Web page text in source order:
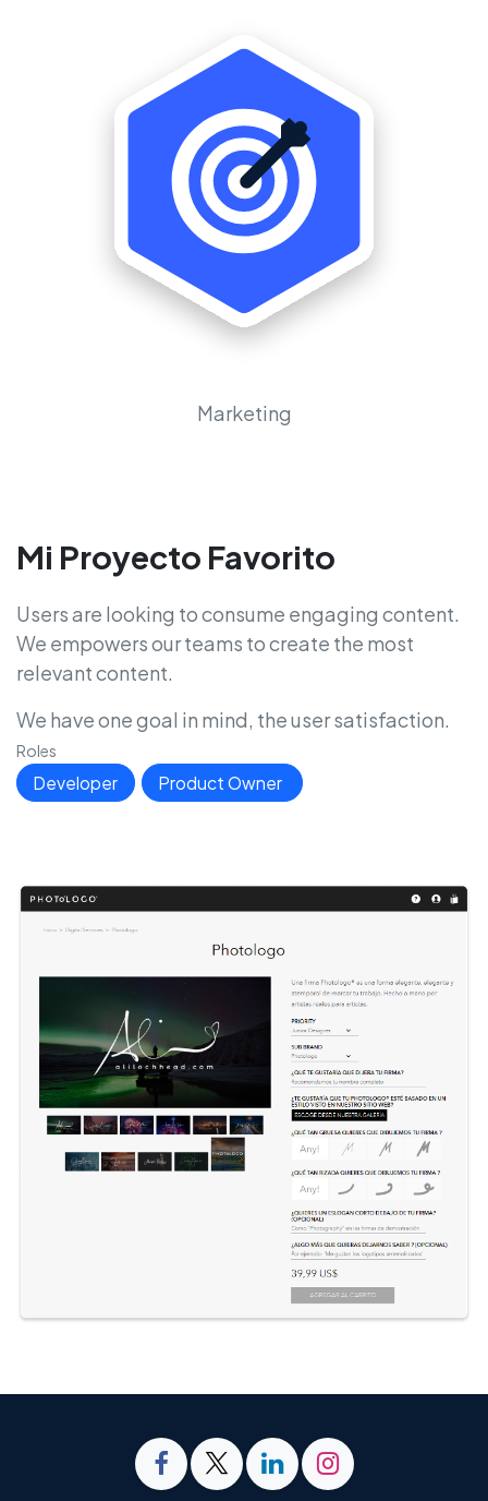
Marketing
Mi Proyecto Favorito
Users are looking to consume engaging content.
We empowers our teams to create the most
relevant content.
We have one goal in mind, the user satisfaction.
Roles
Developer Product Owner